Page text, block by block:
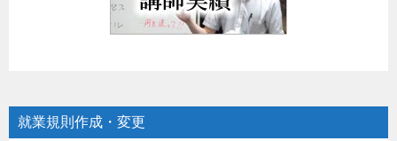
就業規則作成・変更